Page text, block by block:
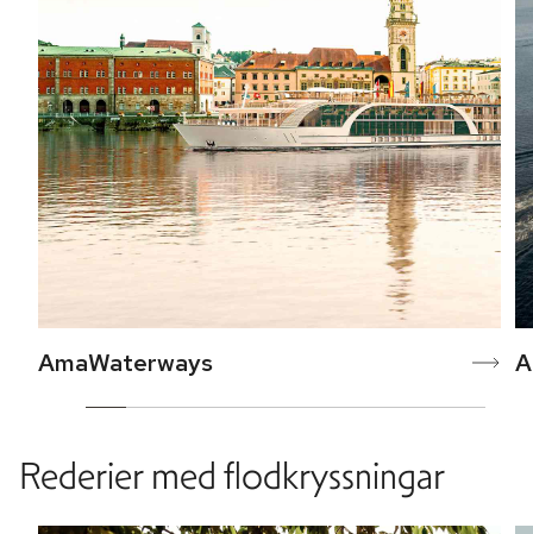
AmaWaterways
Rederier med flodkryssningar